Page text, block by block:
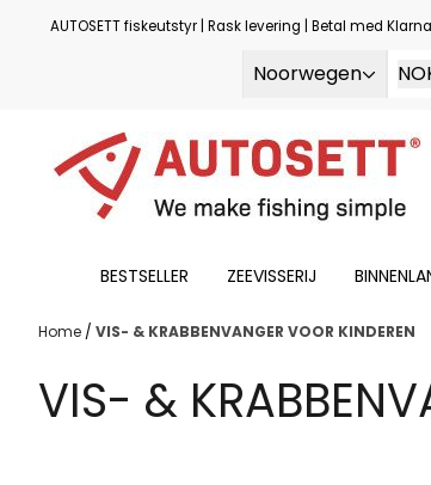
Overslaan naar inhoud
AUTOSETT fiskeutstyr | Rask levering | Betal med
Noorwegen
BESTSELLER ZEEVISSERIJ
Home / VIS- & KRABBENVANGER VOOR KINDEREN
VIS- &